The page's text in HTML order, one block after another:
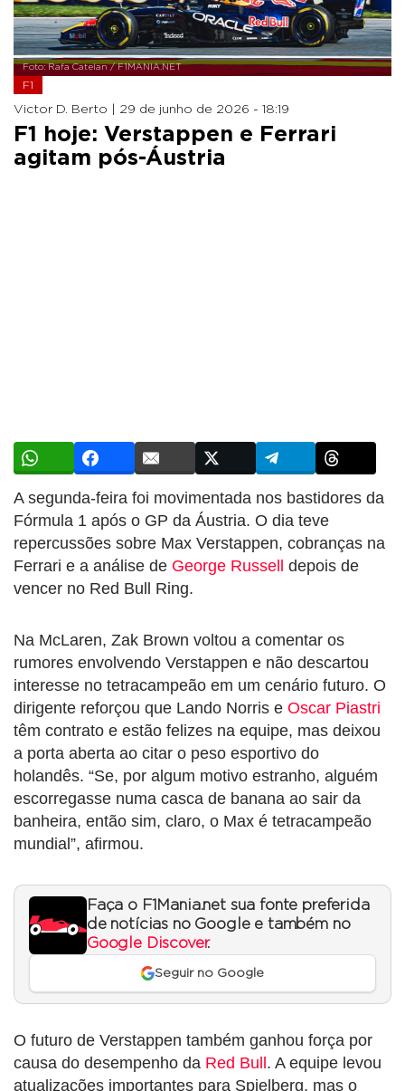
Foto: Rafa Catelan / F1MANIA.NET
F1
Victor D. Berto | 29 de junho de 2026 - 18:19
F1 hoje: Verstappen e Ferrari
agitam pós-Áustria
A segunda-feira foi movimentada nos bastidores da
Fórmula 1 após o GP da Áustria. O dia teve
repercussões sobre Max Verstappen, cobranças na
Ferrari e a análise de George Russell depois de
vencer no Red Bull Ring.
Na McLaren, Zak Brown voltou a comentar os
rumores envolvendo Verstappen e não descartou
interesse no tetracampeão em um cenário futuro. O
dirigente reforçou que Lando Norris e Oscar Piastri
têm contrato e estão felizes na equipe, mas deixou
a porta aberta ao citar o peso esportivo do
holandês. “Se, por algum motivo estranho, alguém
escorregasse numa casca de banana ao sair da
banheira, então sim, claro, o Max é tetracampeão
mundial”, afirmou.
Faça o F1Mania.net sua fonte preferida
de notícias no Google e também no
Google Discover.
Seguir no Google
O futuro de Verstappen também ganhou força por
causa do desempenho da Red Bull . A equipe levou
atualizações importantes para Spielberg, mas o